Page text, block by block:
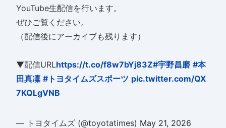
YouTube生配信を行います。
ぜひご覧ください。
（配信後にアーカイブも残ります）
▼配信URLhttps://t.co/f8w7bYj83Z#宇野昌磨 #本
田真凜 #トヨタイムズスポーツ pic.twitter.com/QX
7KQLgVNB
— トヨタイムズ (@toyotatimes) May 21, 2026